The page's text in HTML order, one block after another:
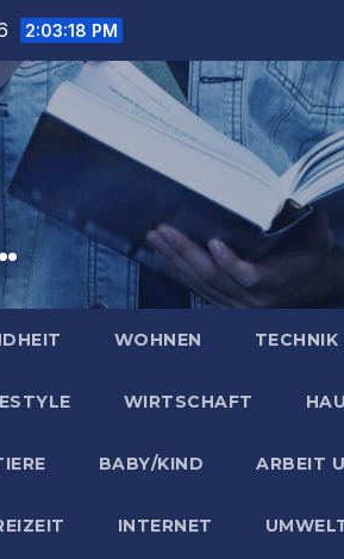
2:03:19 PM
WOHNEN TECHNIK
WIRTSCHAFT
BABY/KIND ARBEIT
INTERNET